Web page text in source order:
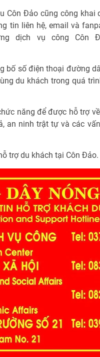
Côn Đảo cũng công khai
tin liên hệ, email và
dịch vụ công Côn
bố số điện thoại đường
du khách trong quá
năng để được hỗ trợ
an ninh trật tự và các
trợ du khách tại Côn Đảo.